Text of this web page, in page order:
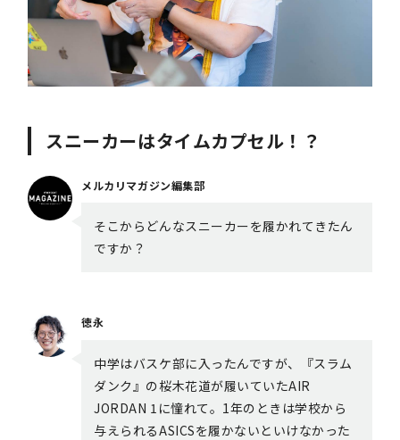
スニーカーはタイムカプセル！？
メルカリマガジン編集部
そこからどんなスニーカーを履かれてきたん
ですか？
徳永
中学はバスケ部に入ったんですが、『スラム
ダンク』の桜木花道が履いていたAIR
JORDAN 1に憧れて。1年のときは学校から
与えられるASICSを履かないといけなかった